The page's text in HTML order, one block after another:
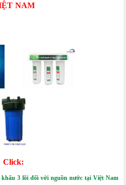
NAM
Click:
3 lõi đối với nguồn nước tại Việt Nam